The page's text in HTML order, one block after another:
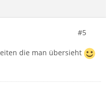
#5
die man übersieht